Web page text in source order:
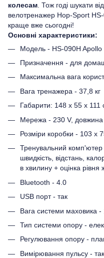
колесам . Тож годі шукати
велотренажер Hop-Sport HS-
краще вже сьогодні!
Основні характеристики:
Модель - HS-090H Apollo
Призначення - для
Максимальна вага
Вага тренажера - 37,8 кг
Габарити: 148 х 55 х
Мережа - 230 V,
Розміри коробки - 103 x
Тренувальний
швидкість, відстань,
в хвилину + оцінка рівня
Bluetooth - 4.0
USB порт - так
Вага системи маховика -
Тип системи опору -
Регулювання опору -
Вимірювання пульсу - так